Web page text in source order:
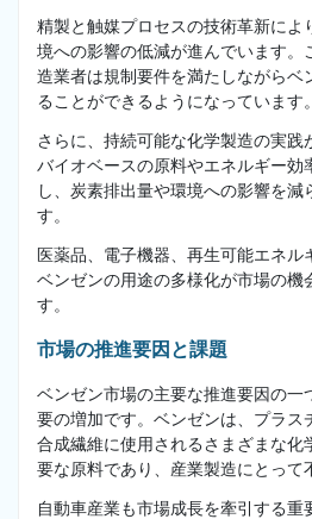
精製と触媒プロセスの技術革新によ
境への影響の低減が進んでいます。
造業者は規制要件を満たしながらベ
ることができるようになっています。
さらに、持続可能な化学製造の実践
バイオベースの原料やエネルギー効
し、炭素排出量や環境への影響を減
す。
医薬品、電子機器、再生可能エネル
ベンゼンの用途の多様化が市場の機
す。
市場の推進要因と課題
ベンゼン市場の主要な推進要因の一
要の増加です。ベンゼンは、プラス
合成繊維に使用されるさまざまな化
要な原料であり、産業製造にとって
自動車産業も市場成長を牽引する重